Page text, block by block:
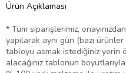
Ürün Açıklaması
* Tüm siparişlerimiz,
yapılarak aynı gün (bazı
tabloyu asmak istediğiniz yerin
alacağınız tablonun